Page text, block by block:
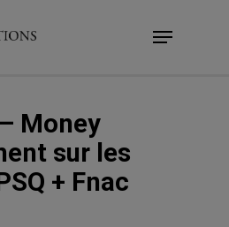
Menu
Money
sur les
+ Fnac